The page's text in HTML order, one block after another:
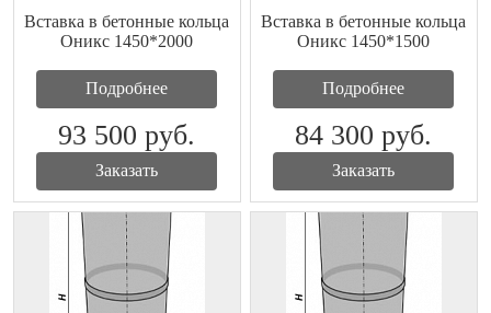
Вставка в бетонные кольца
Оникс 1450*2000
Подробнее
93 500 руб.
Заказать
Вставка в бетонные кольца
Оникс 1450*1500
Подробнее
84 300 руб.
Заказать